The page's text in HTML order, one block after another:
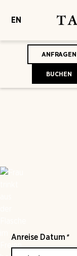
EN
ANFRAGEN
BUCHEN
Anreise Datum*